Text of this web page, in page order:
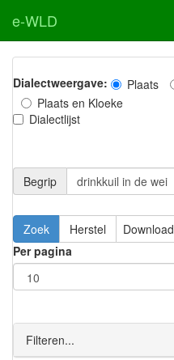
e-WLD
Dialectweergave: Plaats
Plaats en Kloeke
Dialectlijst
Begrip
Zoek Herstel
Download
Per pagina
Filteren...